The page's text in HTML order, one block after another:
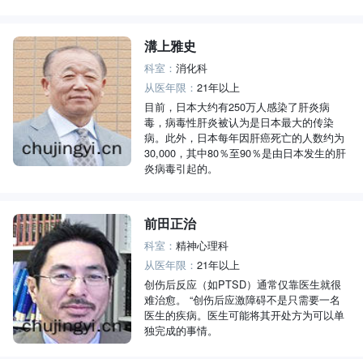
溝上雅史
科室：消化科
从医年限：21年以上
目前，日本大约有250万人感染了肝炎病
毒，病毒性肝炎被认为是日本最大的传染
病。此外，日本每年因肝癌死亡的人数约为
30,000，其中80％至90％是由日本发生的肝
炎病毒引起的。
前田正治
科室：精神心理科
从医年限：21年以上
创伤后反应（如PTSD）通常仅靠医生就很
难治愈。 “创伤后应激障碍不是只需要一名
医生的疾病。医生可能将其开处方为可以单
独完成的事情。